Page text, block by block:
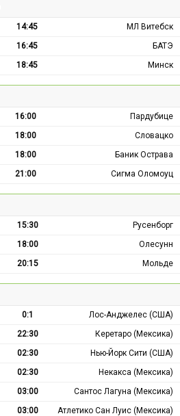
14:45
МЛ Витебск
16:45
БАТЭ
18:45 Минск
16:00
Пардубице
18:00
Словацко
18:00
Баник Острава
21:00 Сигма Оломоуц
15:30
Русенборг
18:00
Олесунн
20:15 Мольде
0:1
Лос-Анджелес (США)
22:30
Керетаро (Мексика)
02:30
Нью-Йорк Сити (США)
02:30
Некакса (Мексика)
03:00
Сантос Лагуна (Мексика)
03:00
Атлетико Сан Луис (Мексика)